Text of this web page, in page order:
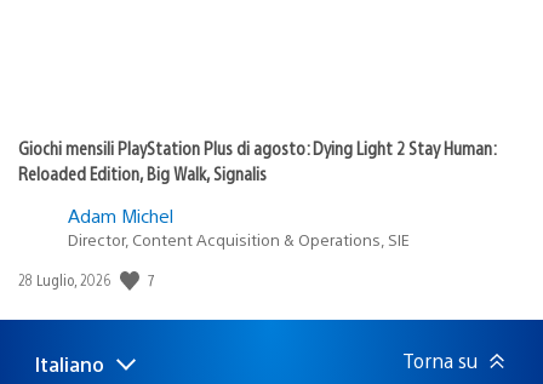
Giochi mensili PlayStation Plus di agosto: Dying Light 2 Stay Human:
Reloaded Edition, Big Walk, Signalis
Adam Michel
Director, Content Acquisition & Operations, SIE
Data
pubblicazione:
28 Luglio, 2026 7
Seleziona
Regione
Italiano Torna su